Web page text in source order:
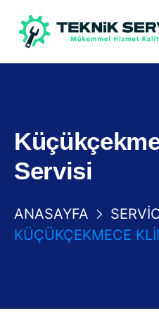
Servisi
ANASAYFA
KÜÇÜKÇEKMECE